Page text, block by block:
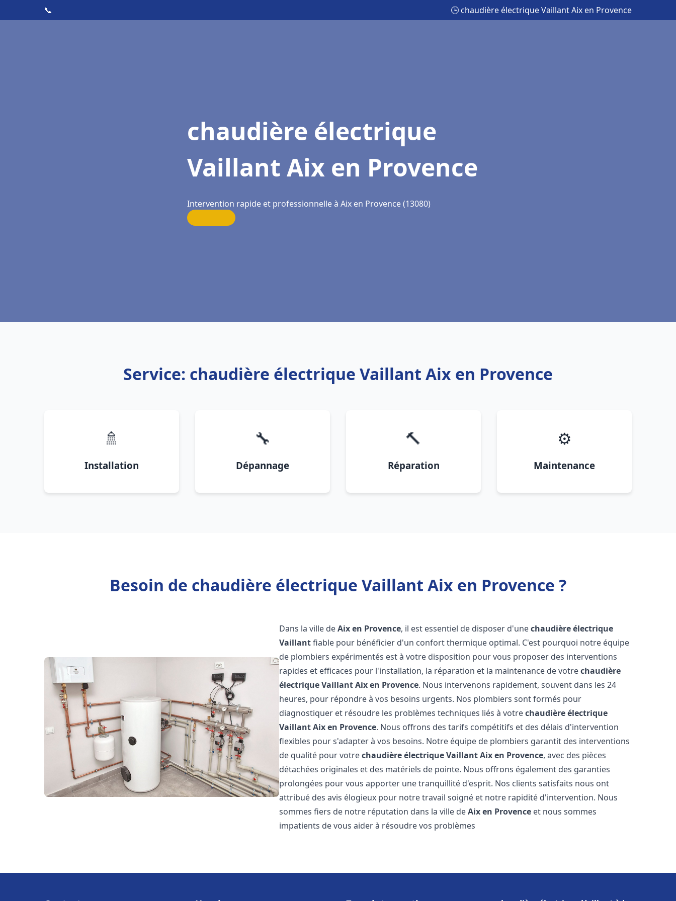
📞 🕒 chaudière électrique Vaillant Aix en Provence
chaudière électrique
Vaillant Aix en Provence
Intervention rapide et professionnelle à Aix en Provence (13080)
Service: chaudière électrique Vaillant Aix en Provence
🚿
Installation
🔧
Dépannage
🔨
Réparation
⚙️
Maintenance
Besoin de chaudière électrique Vaillant Aix en Provence ?
Dans la ville deAix en Provence, il est essentiel de disposer d'unechaudière électrique
Vaillantfiable pour bénéficier d'un confort thermique optimal. C'est pourquoi notre équipe
de plombiers expérimentés est à votre disposition pour vous proposer des interventions
rapides et efficaces pour l'installation, la réparation et la maintenance de votrechaudière
électrique VaillantAix en Provence. Nous intervenons rapidement, souvent dans les 24
heures, pour répondre à vos besoins urgents. Nos plombiers sont formés pour
diagnostiquer et résoudre les problèmes techniques liés à votrechaudière électrique
VaillantAix en Provence. Nous offrons des tarifs compétitifs et des délais d'intervention
flexibles pour s'adapter à vos besoins. Notre équipe de plombiers garantit des interventions
de qualité pour votrechaudière électrique VaillantAix en Provence, avec des pièces
détachées originales et des matériels de pointe. Nous offrons également des garanties
prolongées pour vous apporter une tranquillité d'esprit. Nos clients satisfaits nous ont
attribué des avis élogieux pour notre travail soigné et notre rapidité d'intervention. Nous
sommes fiers de notre réputation dans la ville deAix en Provence et nous sommes
impatients de vous aider à résoudre vos problèmes